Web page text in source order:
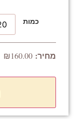
כמות
₪160.00